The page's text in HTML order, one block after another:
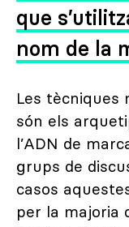
que
nom de la
Les tècniques
són els
l’ADN de
grups de
casos
per la majoria